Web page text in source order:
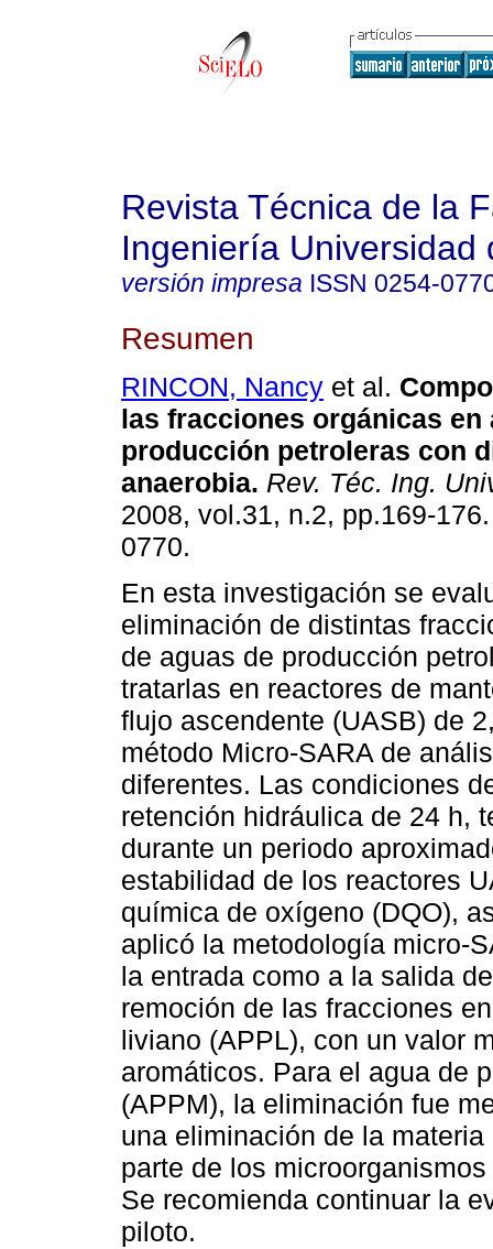
Revista Técnica de la
Ingeniería Universidad
versión impresa ISSN 0254-
Resumen
RINCON, Nancy et al.
las fracciones orgánicas en
producción petroleras con
anaerobia. Rev. Téc. Ing.
2008, vol.31, n.2, pp.169-
0770.
En esta investigación se
eliminación de distintas
de aguas de producción
tratarlas en reactores de
flujo ascendente (UASB) de
método Micro-SARA de
diferentes. Las condiciones
retención hidráulica de 24 h,
durante un periodo
estabilidad de los reactores
química de oxígeno (DQO),
aplicó la metodología micro-
la entrada como a la salida
remoción de las fracciones
liviano (APPL), con un valor
aromáticos. Para el agua de
(APPM), la eliminación fue
una eliminación de la
parte de los
Se recomienda continuar la
piloto.